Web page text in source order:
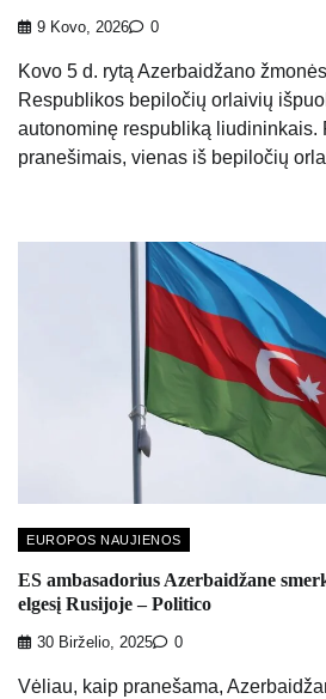
9 Kovo, 2026 0
Kovo 5 d. rytą Azerbaidžano
Respublikos bepiločių orlaivių
autonominę respubliką liudininkais.
pranešimais, vienas iš bepiločių
EUROPOS NAUJIENOS
ES ambasadorius Azerbaidžane
elgesį Rusijoje – Politico
30 Birželio, 2025 0
Vėliau, kaip pranešama,